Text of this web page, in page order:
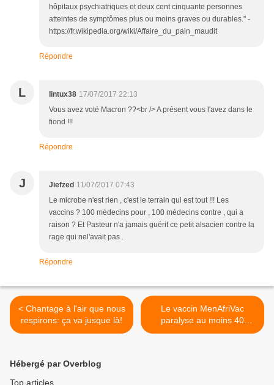
hôpitaux psychiatriques et deux cent cinquante personnes
atteintes de symptômes plus ou moins graves ou durables." -
https://fr.wikipedia.org/wiki/Affaire_du_pain_maudit
Répondre
L lintux38 17/07/2017 22:13
Vous avez voté Macron ??<br /> A présent vous l'avez dans le
fiond !!!
Répondre
J Jiefzed 11/07/2017 07:43
Le microbe n'est rien , c'est le terrain qui est tout !!! Les
vaccins ? 100 médecins pour , 100 médecins contre , qui a
raison ? Et Pasteur n'a jamais guérit ce petit alsacien contre la
rage qui nel'avait pas .
Répondre
< Chantage à l'air que nous
respirons: ça va jusque là!
Le vaccin MenAfriVac
paralyse au moins 40
enfants tchadiens >
Hébergé par Overblog
Top articles